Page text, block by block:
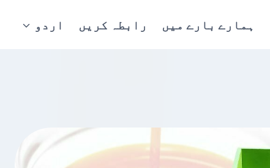
ہمارے بارے میں رابطہ کریں اردو